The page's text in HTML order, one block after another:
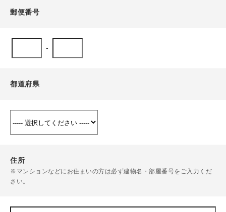
郵便番号
-
都道府県
住所
※マンションなどにお住まいの方は必ず建物名・部屋番号をご入力くだ
さい。